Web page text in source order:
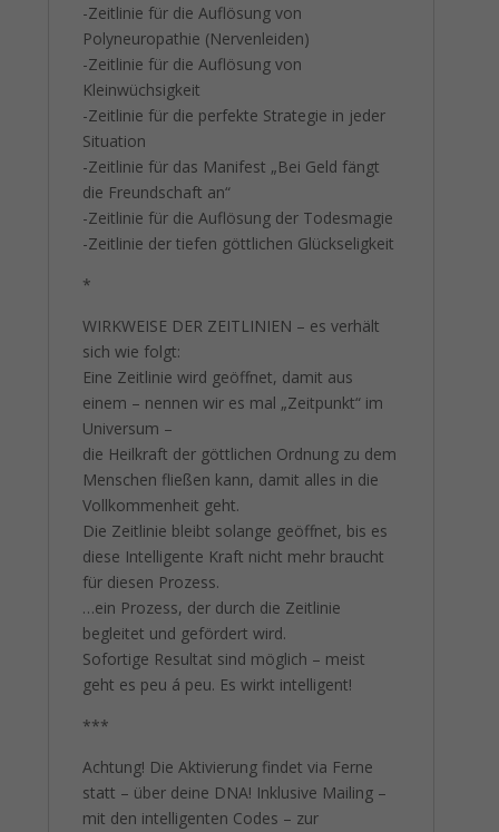
-Zeitlinie für die Auflösung von
Polyneuropathie (Nervenleiden)
-Zeitlinie für die Auflösung von
Kleinwüchsigkeit
-Zeitlinie für die perfekte Strategie in jeder
Situation
-Zeitlinie für das Manifest „Bei Geld fängt
die Freundschaft an“
-Zeitlinie für die Auflösung der Todesmagie
-Zeitlinie der tiefen göttlichen Glückseligkeit
*
WIRKWEISE DER ZEITLINIEN – es verhält
sich wie folgt:
Eine Zeitlinie wird geöffnet, damit aus
einem – nennen wir es mal „Zeitpunkt“ im
Universum –
die Heilkraft der göttlichen Ordnung zu dem
Menschen fließen kann, damit alles in die
Vollkommenheit geht.
Die Zeitlinie bleibt solange geöffnet, bis es
diese Intelligente Kraft nicht mehr braucht
für diesen Prozess.
…ein Prozess, der durch die Zeitlinie
begleitet und gefördert wird.
Sofortige Resultat sind möglich – meist
geht es peu á peu. Es wirkt intelligent!
***
Achtung! Die Aktivierung findet via Ferne
statt – über deine DNA! Inklusive Mailing –
mit den intelligenten Codes – zur